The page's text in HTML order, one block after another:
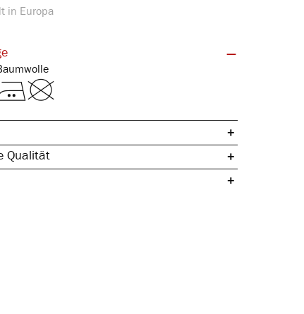
in Europa
| 100% Baumwolle
Qualität